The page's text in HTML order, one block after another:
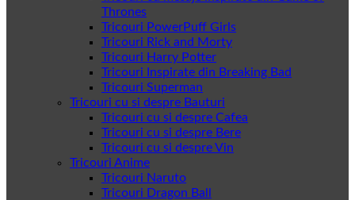
Thrones
Tricouri PowerPuff Girls
Tricouri Rick and Morty
Tricouri Harry Potter
Tricouri Inspirate din Breaking Bad
Tricouri Superman
Tricouri cu si despre Bauturi
Tricouri cu si despre Cafea
Tricouri cu si despre Bere
Tricouri cu si despre Vin
Tricouri Anime
Tricouri Naruto
Tricouri Dragon Ball